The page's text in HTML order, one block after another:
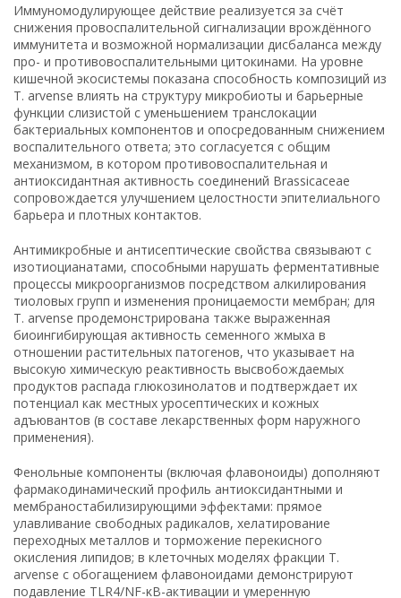
Иммуномодулирующее действие реализуется за счёт
снижения провоспалительной сигнализации врождённого
иммунитета и возможной нормализации дисбаланса между
про- и противовоспалительными цитокинами. На уровне
кишечной экосистемы показана способность композиций из
T. arvense влиять на структуру микробиоты и барьерные
функции слизистой с уменьшением транслокации
бактериальных компонентов и опосредованным снижением
воспалительного ответа; это согласуется с общим
механизмом, в котором противовоспалительная и
антиоксидантная активность соединений Brassicaceae
сопровождается улучшением целостности эпителиального
барьера и плотных контактов.
Антимикробные и антисептические свойства связывают с
изотиоцианатами, способными нарушать ферментативные
процессы микроорганизмов посредством алкилирования
тиоловых групп и изменения проницаемости мембран; для
T. arvense продемонстрирована также выраженная
биоингибирующая активность семенного жмыха в
отношении растительных патогенов, что указывает на
высокую химическую реактивность высвобождаемых
продуктов распада глюкозинолатов и подтверждает их
потенциал как местных уросептических и кожных
адъювантов (в составе лекарственных форм наружного
применения).
Фенольные компоненты (включая флавоноиды) дополняют
фармакодинамический профиль антиоксидантными и
мембраностабилизирующими эффектами: прямое
улавливание свободных радикалов, хелатирование
переходных металлов и торможение перекисного
окисления липидов; в клеточных моделях фракции T.
arvense с обогащением флавоноидами демонстрируют
подавление TLR4/NF-κB-активации и умеренную